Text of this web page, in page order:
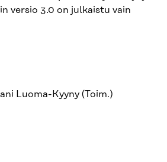
versio 3.0 on julkaistu vain
Luoma-Kyyny (Toim.)